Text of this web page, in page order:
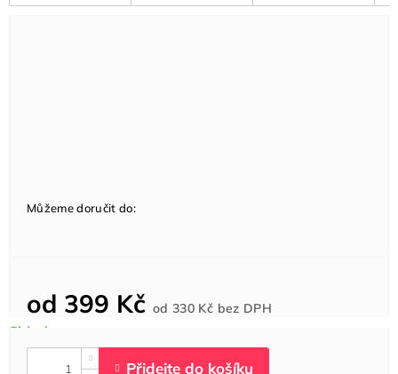
od 399 Kč od330 Kč bez DPHcena:
Můžeme doručit do: